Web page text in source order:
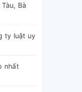
Bà
ty luật uy
nhất